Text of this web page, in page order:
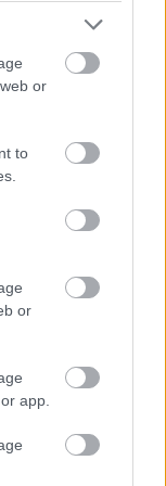
or
to
or
app.
kerékcsere
4
száradt
le az
azokat
sokkal később
jóval
a McLarent.
szakadt,